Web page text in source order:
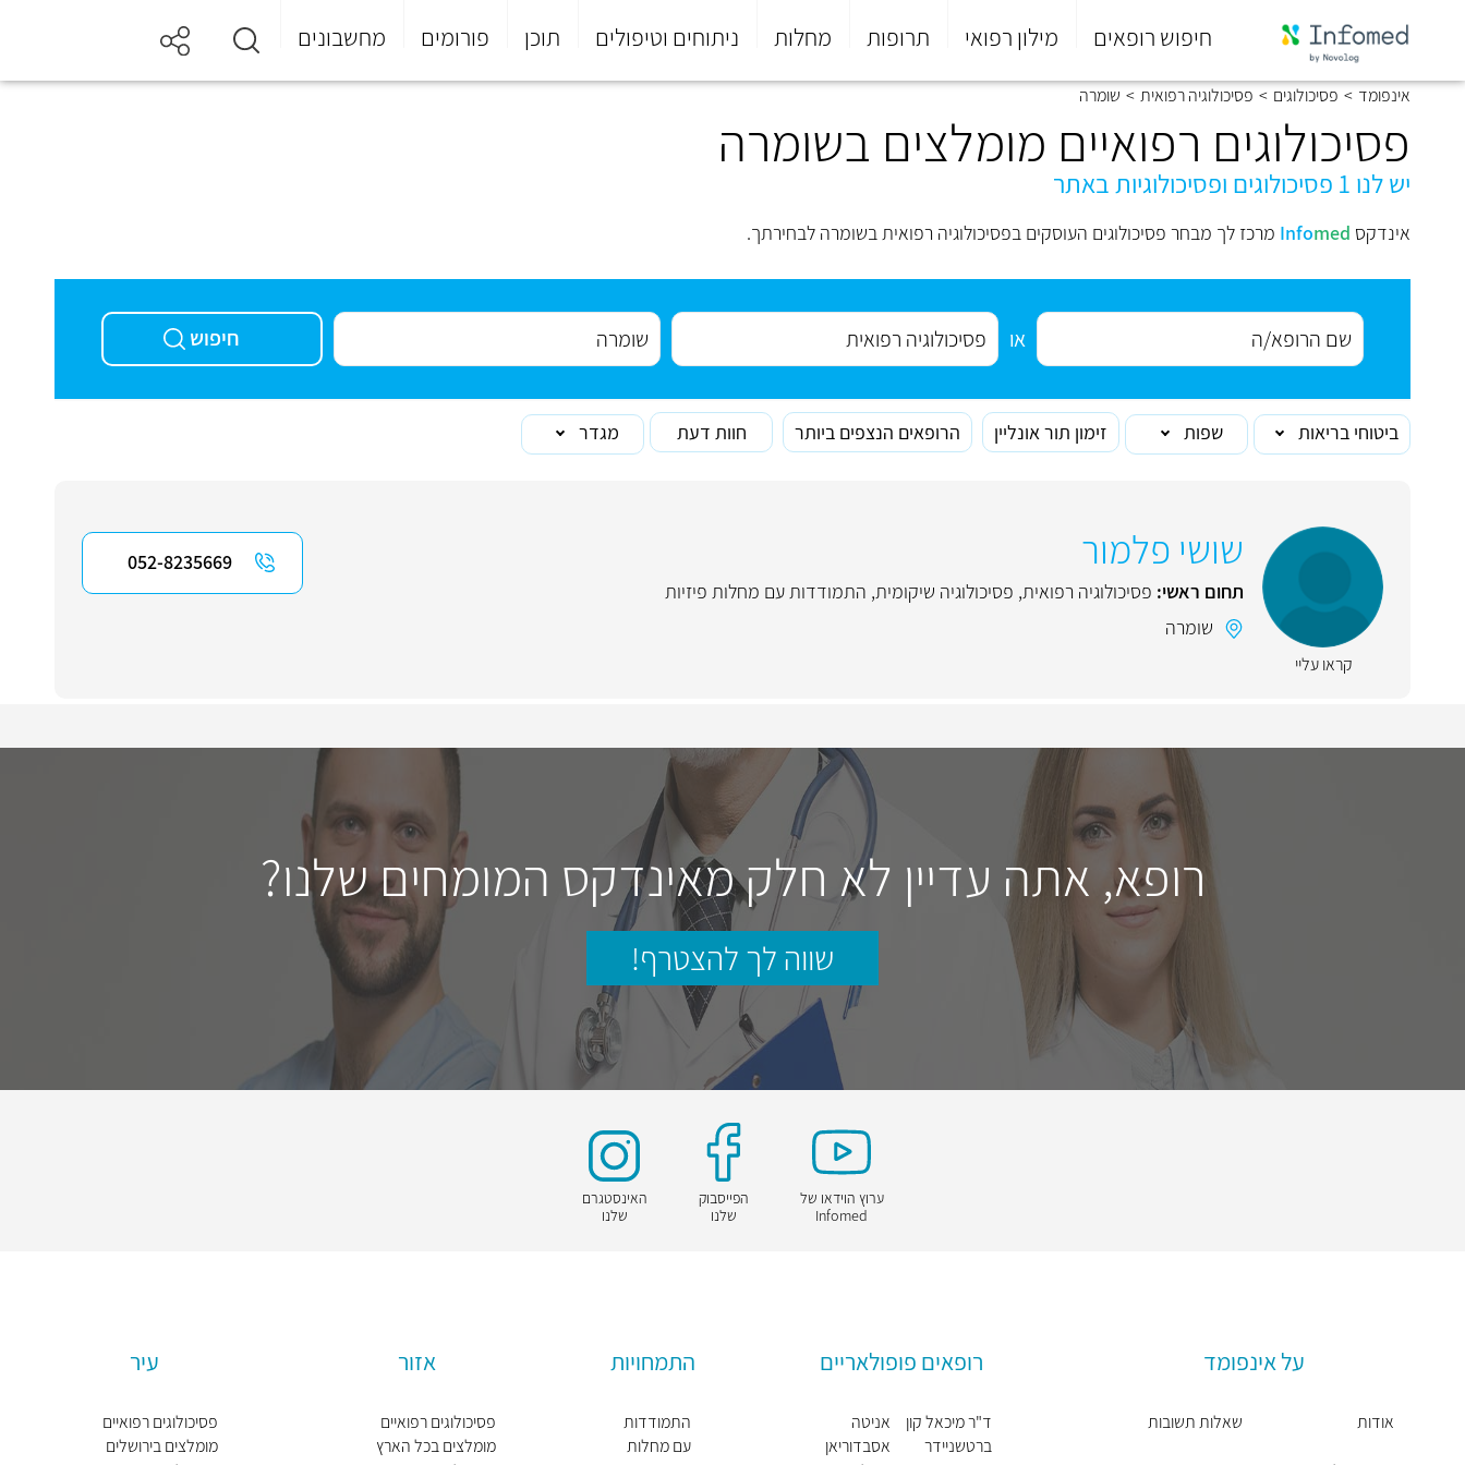
חיפוש רופאים מילון רפואי תרופות מחלות ניתוחים וטיפולים תוכן פורומים מחשבונים
סוף
התפריט
אינפומד > פסיכולוגים > פסיכולוגיה רפואית > שומרה
פסיכולוגים רפואיים מומלצים בשומרה
יש לנו 1 פסיכולוגים ופסיכולוגיות באתר
אינדקס Infomed מרכז לך מבחר פסיכולוגים העוסקים בפסיכולוגיה רפואית בשומרה לבחירתך.
או חיפוש
ביטוחי בריאות שפות זימון תור אונליין הרופאים הנצפים ביותר חוות דעת מגדר
קראו עליי
שושי פלמור
תחום ראשי: פסיכולוגיה רפואית, פסיכולוגיה שיקומית, התמודדות עם מחלות פיזיות
שומרה
052-8235669
רופא, אתה עדיין לא חלק מאינדקס המומחים שלנו?
שווה לך להצטרף!
ערוץ הוידאו של
Infomed
הפייסבוק
שלנו
האינסטגרם
שלנו
על אינפומד
אודות שאלות תשובות
רופאים פופולאריים
ד"ר מיכאל קון
ברטשניידר
אניטה
אסבדוריאן
התמחויות
התמודדות
עם מחלות
אזור
פסיכולוגים רפואיים
מומלצים בכל הארץ
עיר
פסיכולוגים רפואיים
מומלצים בירושלים